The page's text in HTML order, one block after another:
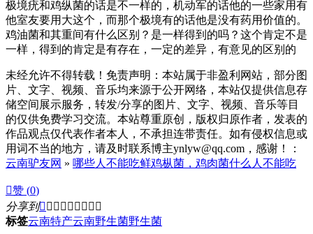
极境疣和鸡纵菌的话是不一样的，机动军的话他的一些家用有
他室友要用大这个，而那个极境有的话他是没有药用价值的。
鸡油菌和其重间有什么区别？是一样得到的吗？这个肯定不是
一样，得到的肯定是有存在，一定的差异，有意见的区别的
未经允许不得转载！免责声明：本站属于非盈利网站，部分图
片、文字、视频、音乐均来源于公开网络，本站仅提供信息存
储空间展示服务，转发/分享的图片、文字、视频、音乐等目
的仅供免费学习交流。本站尊重原创，版权归原作者，发表的
作品观点仅代表作者本人，不承担连带责任。如有侵权信息或
用词不当的地方，请及时联系博主ynlyw@qq.com，感谢！：
云南驴友网 » 哪些人不能吃鲜鸡枞菌，鸡肉菌什么人不能吃
赞 (0)
分享到        
标签云南特产云南野生菌野生菌